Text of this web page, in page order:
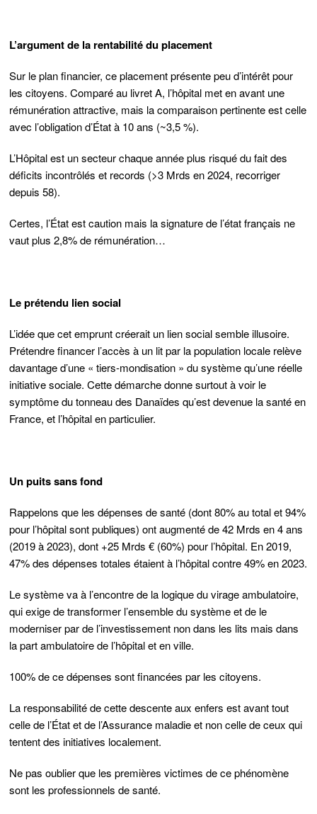
L’argument de la rentabilité du placement
Sur le plan financier, ce placement présente peu d’intérêt pour
les citoyens. Comparé au livret A, l’hôpital met en avant une
rémunération attractive, mais la comparaison pertinente est celle
avec l’obligation d’État à 10 ans (~3,5 %).
L’Hôpital est un secteur chaque année plus risqué du fait des
déficits incontrôlés et records (>3 Mrds en 2024, recorriger
depuis 58).
Certes, l’État est caution mais la signature de l’état français ne
vaut plus 2,8% de rémunération…
Le prétendu lien social
L’idée que cet emprunt créerait un lien social semble illusoire.
Prétendre financer l’accès à un lit par la population locale relève
davantage d’une « tiers-mondisation » du système qu’une réelle
initiative sociale. Cette démarche donne surtout à voir le
symptôme du tonneau des Danaïdes qu’est devenue la santé en
France, et l’hôpital en particulier.
Un puits sans fond
Rappelons que les dépenses de santé (dont 80% au total et 94%
pour l’hôpital sont publiques) ont augmenté de 42 Mrds en 4 ans
(2019 à 2023), dont +25 Mrds € (60%) pour l’hôpital. En 2019,
47% des dépenses totales étaient à l’hôpital contre 49% en 2023.
Le système va à l’encontre de la logique du virage ambulatoire,
qui exige de transformer l’ensemble du système et de le
moderniser par de l’investissement non dans les lits mais dans
la part ambulatoire de l’hôpital et en ville.
100% de ce dépenses sont financées par les citoyens.
La responsabilité de cette descente aux enfers est avant tout
celle de l’État et de l’Assurance maladie et non celle de ceux qui
tentent des initiatives localement.
Ne pas oublier que les premières victimes de ce phénomène
sont les professionnels de santé.